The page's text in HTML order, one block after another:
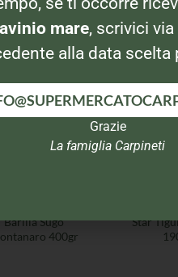
Barilla Sugo
400gr
Star
mare, scrivici
alla data scelta
Grazie
La famiglia Carpineti